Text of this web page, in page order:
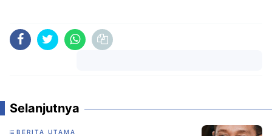
Selanjutnya
BERITA UTAMA